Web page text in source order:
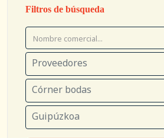
Filtros de búsqueda
Proveedores
Córner bodas
Guipúzkoa